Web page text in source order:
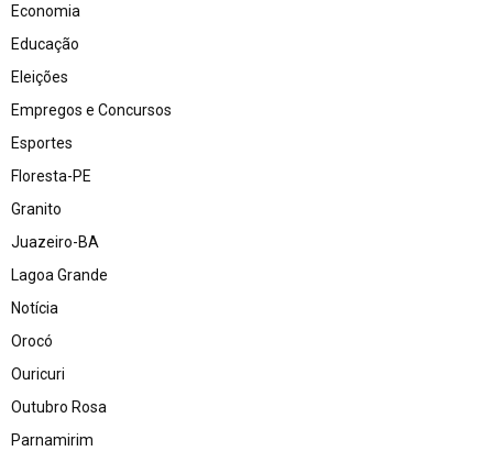
Economia
Educação
Eleições
Empregos e Concursos
Esportes
Floresta-PE
Granito
Juazeiro-BA
Lagoa Grande
Notícia
Orocó
Ouricuri
Outubro Rosa
Parnamirim